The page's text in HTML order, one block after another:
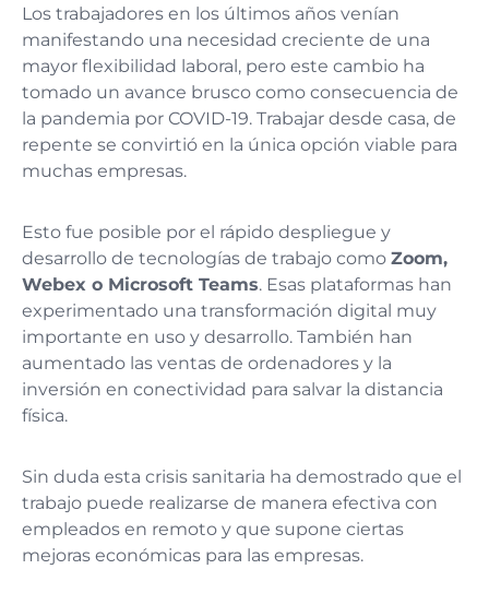
Los trabajadores en los últimos años venían
manifestando una necesidad creciente de una
mayor flexibilidad laboral, pero este cambio ha
tomado un avance brusco como consecuencia de
la pandemia por COVID-19. Trabajar desde casa, de
repente se convirtió en la única opción viable para
muchas empresas.
Esto fue posible por el rápido despliegue y
desarrollo de tecnologías de trabajo como Zoom,
Webex o Microsoft Teams. Esas plataformas han
experimentado una transformación digital muy
importante en uso y desarrollo. También han
aumentado las ventas de ordenadores y la
inversión en conectividad para salvar la distancia
física.
Sin duda esta crisis sanitaria ha demostrado que el
trabajo puede realizarse de manera efectiva con
empleados en remoto y que supone ciertas
mejoras económicas para las empresas.